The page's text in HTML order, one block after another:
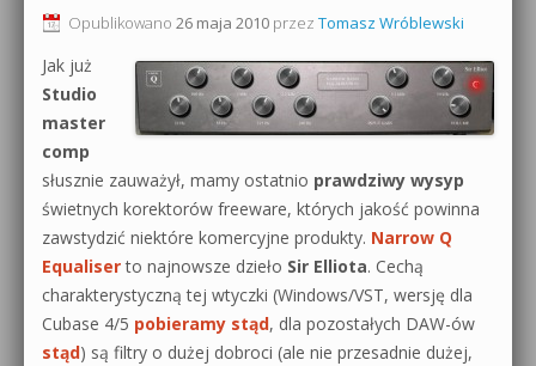
Synteza dźwięku 🔥
Produkcja muzyczna w praktyce
Bitwig Studio od podstaw
Produkcja muzyczna od podstaw
Sylenth1 od podstaw
Sound Forge od podstaw
Dubstep z syntezatorem Massive
0dB.pl
0dB.pl - informacje
Newsletter
Materiały dla mediów
Archiwum aktualności
Opublikowano 26 maja 2010 przez Tomasz Wróblewski
Jak już
Studio
master
comp
słusznie zauważył, mamy ostatnio prawdziwy wysyp
świetnych korektorów freeware, których jakość powinna
zawstydzić niektóre komercyjne produkty. Narrow Q
Equaliserto najnowsze dzieło Sir Elliota. Cechą
charakterystyczną tej wtyczki (Windows/VST, wersję dla
Cubase 4/5 pobieramy stąd, dla pozostałych DAW-ów
stąd) są filtry o dużej dobroci (ale nie przesadnie dużej,